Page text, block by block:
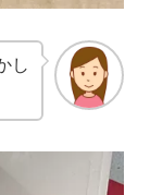
し